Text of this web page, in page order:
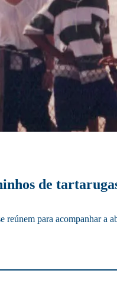
de
reúnem para acompanhar a